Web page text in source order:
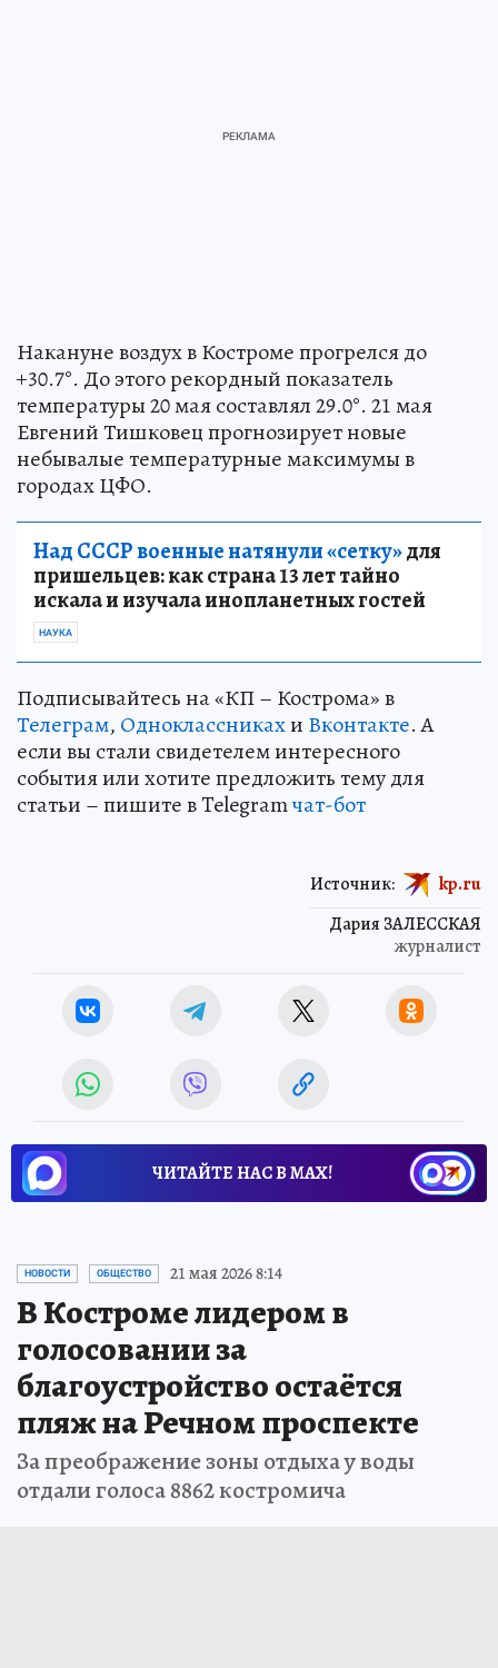
Накануне воздух в Костроме прогрелся до
+30.7°. До этого рекордный показатель
температуры 20 мая составлял 29.0°. 21 мая
Евгений Тишковец прогнозирует новые
небывалые температурные максимумы в
городах ЦФО.
Над СССР военные натянули «сетку»для
пришельцев: как страна 13 лет тайно
искала и изучала инопланетных гостей
НАУКА
Подписывайтесь на «КП – Кострома» в
Телеграм, Одноклассникахи Вконтакте. А
если вы стали свидетелем интересного
события или хотите предложить тему для
статьи – пишите в Telegramчат-бот
Дария ЗАЛЕССКАЯ
журналист
Источник: kp.ru
ЧИТАЙТЕ НАС В МАХ!
НОВОСТИ ОБЩЕСТВО 21 мая 2026 8:14
В Костроме лидером в
голосовании за
благоустройство остаётся
пляж на Речном проспекте
За преображение зоны отдыха у воды
отдали голоса 8862 костромича